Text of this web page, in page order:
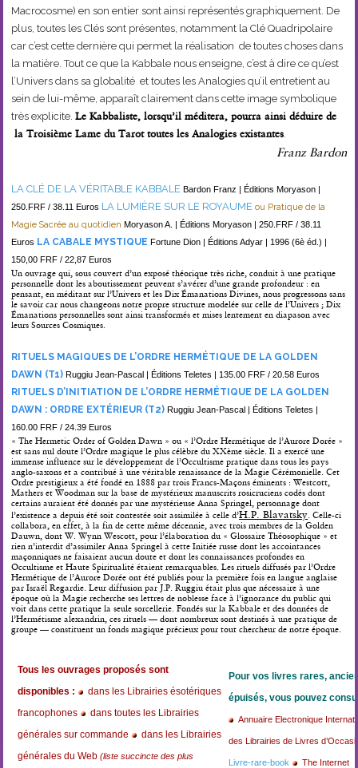
Macrocosme) en son entier sont ainsi représentés graphiquement. De
plus, toutes les Clés sont présentes, notamment la Clé Quadripolaire
car c’est cette dernière qui permet la réalisation de toutes choses dans
la matière. Tout ce que la Kabbale nous enseigne, c’est à dire ce qu’est
l’Univers dans sa globalité et toutes les Analogies qu’il entretient au
sein de lui-même, apparaît clairement dans cette image symbolique
très explicite.Le Kabbaliste, lorsqu’il méditera, pourra ainsi déduire de
la Troisième Lame du Tarot toutes les Analogies existantes
Franz Bardon
LA CLÉ DE LA VÉRITABLE KABBALE Bardon Franz | Éditions Moryason |
250.FRF / 38.11 Euros LA LUMIÈRE SUR LE ROYAUME ou Pratique de la
Magie Sacrée au quotidien Moryason A. | Éditions Moryason |250.FRF / 38.11
Euros LA CABALE MYSTIQUEFortune Dion | Éditions Adyar | 1996 (6è éd.) |
150,00 FRF / 22,87 Euros
Un ouvrage qui, sous couvert d’un exposé théorique très riche, conduit à une pratique
personnelle dont les aboutissement peuvent s’avérer d’une grande profondeur : en
pensant, en méditant sur l’Univers et les Dix Émanations Divines, nous progressons sans
le savoir car nous changeons notre propre structure modelée sur celle de l’Univers ; Dix
Émanations personnelles sont ainsi transformés et mises lentement en diapason avec
leurs Sources Cosmiques.
RITUELS MAGIQUES DE L’ORDRE HERMÉTIQUE DE LA GOLDEN
DAWN (T1) Ruggiu Jean-Pascal | Éditions Teletes | 135.00 FRF / 20.58 Euros
RITUELS D’INITIATION DE L’ORDRE HERMÉTIQUE DE LA GOLDEN
DAWN : ORDRE EXTÉRIEUR (T2) Ruggiu Jean-Pascal | Éditions Teletes |
160.00 FRF / 24.39 Euros
« The Hermetic Order of Golden Dawn » ou « l’Ordre Hermétique de l’Aurore Dorée »
est sans nul doute l’Ordre magique le plus célèbre du XXème siècle. Il a exercé une
immense influence sur le développement de l’Occultisme pratique dans tous les pays
anglo-saxons et a contribué à une véritable renaissance de la Magie Cérémonielle. Cet
Ordre prestigieux a été fondé en 1888 par trois Francs-Maçons éminents : Westcott,
Mathers et Woodman sur la base de mystérieux manuscrits rosicruciens codés dont
certains auraient été donnés par une mystérieuse Anna Springel, personnage dont
l’existence a depuis été soit contestée soit assimilée à celle d’H.P. Blavatsky . Celle-ci
collabora, en effet, à la fin de cette même décennie, avec trois membres de la Golden
Dauwn, dont W. Wynn Wescott, pour l’élaboration du « Glossaire Théosophique » et
rien n’interdit d’assimiler Anna Springel à cette Initiée russe dont les accointances
maçonniques ne faisaient aucun doute et dont les connaissances profondes en
Occultisme et Haute Spiritualité étaient remarquables. Les rituels diffusés par l’Ordre
Hermétique de l’Aurore Dorée ont été publiés pour la première fois en langue anglaise
par Israël Regardie. Leur diffusion par J.P. Ruggiu était plus que nécessaire à une
époque où la Magie recherche ses lettres de noblesse face à l’ignorance du public qui
voit dans cette pratique la seule sorcellerie. Fondés sur la Kabbale et des données de
l’Hermétisme alexandrin, ces rituels — dont nombreux sont destinés à une pratique de
groupe — constituent un fonds magique précieux pour tout chercheur de notre époque.
Pour vos livres rares,
épuisés, vous pouvez
Annuaire Electronique
des Librairies de Livres
Livre-rare-book The Internet
Tous les ouvrages proposés sont
disponibles :
dans les Librairies ésotériques
francophones
dans toutes les Librairies
générales sur commande
dans les Librairies
générales du Web(liste succincte des plus